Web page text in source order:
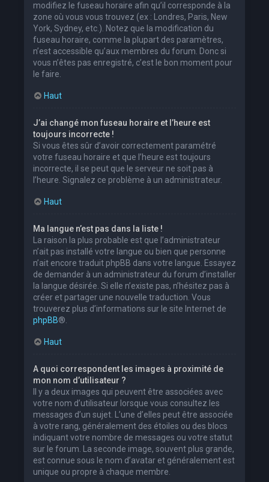
modifiez le fuseau horaire afin qu’il corresponde à la
zone où vous vous trouvez (ex : Londres, Paris, New
York, Sydney, etc.). Notez que la modification du
fuseau horaire, comme la plupart des paramètres,
n’est accessible qu’aux membres du forum. Donc si
vous n’êtes pas enregistré, c’est le bon moment pour
le faire.
Haut
J’ai changé mon fuseau horaire et l’heure est
toujours incorrecte !
Si vous êtes sûr d’avoir correctement paramétré
votre fuseau horaire et que l’heure est toujours
incorrecte, il se peut que le serveur ne soit pas à
l’heure. Signalez ce problème à un administrateur.
Haut
Ma langue n’est pas dans la liste !
La raison la plus probable est que l’administrateur
n’ait pas installé votre langue ou bien que personne
n’ait encore traduit phpBB dans votre langue. Essayez
de demander à un administrateur du forum d’installer
la langue désirée. Si elle n’existe pas, n’hésitez pas à
créer et partager une nouvelle traduction. Vous
trouverez plus d’informations sur le site Internet de
phpBB®.
Haut
A quoi correspondent les images à proximité de
mon nom d’utilisateur ?
Il y a deux images qui peuvent être associées avec
votre nom d’utilisateur lorsque vous consultez les
messages d’un sujet. L’une d’elles peut être associée
à votre rang, généralement des étoiles ou des blocs
indiquant votre nombre de messages ou votre statut
sur le forum. La seconde image, souvent plus grande,
est connue sous le nom d’avatar et généralement est
unique ou propre à chaque membre.